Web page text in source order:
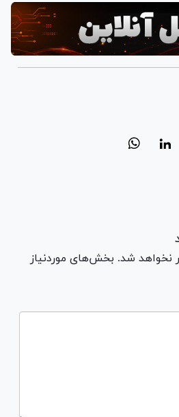
نخواهد شد. بخش‌های موردنیاز